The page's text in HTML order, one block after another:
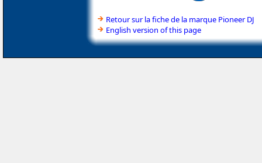
Retour sur la fiche de la marque Pioneer DJ
English version of this page